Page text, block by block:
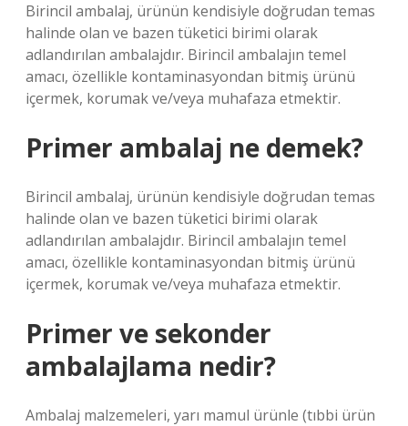
Birincil ambalaj, ürünün kendisiyle doğrudan temas
halinde olan ve bazen tüketici birimi olarak
adlandırılan ambalajdır. Birincil ambalajın temel
amacı, özellikle kontaminasyondan bitmiş ürünü
içermek, korumak ve/veya muhafaza etmektir.
Primer ambalaj ne demek?
Birincil ambalaj, ürünün kendisiyle doğrudan temas
halinde olan ve bazen tüketici birimi olarak
adlandırılan ambalajdır. Birincil ambalajın temel
amacı, özellikle kontaminasyondan bitmiş ürünü
içermek, korumak ve/veya muhafaza etmektir.
Primer ve sekonder
ambalajlama nedir?
Ambalaj malzemeleri, yarı mamul ürünle (tıbbi ürün